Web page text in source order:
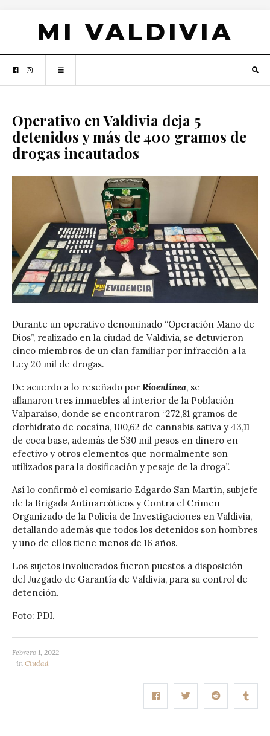
MI VALDIVIA
Operativo en Valdivia deja 5
detenidos y más de 400 gramos de
drogas incautados
Durante un operativo denominado “Operación Mano de
Dios”, realizado en la ciudad de Valdivia, se detuvieron
cinco miembros de un clan familiar por infracción a la
Ley 20 mil de drogas.
De acuerdo a lo reseñado por Ríoenlínea, se
allanaron tres inmuebles al interior de la Población
Valparaíso, donde se encontraron “272,81 gramos de
clorhidrato de cocaína, 100,62 de cannabis sativa y 43,11
de coca base, además de 530 mil pesos en dinero en
efectivo y otros elementos que normalmente son
utilizados para la dosificación y pesaje de la droga”.
Así lo confirmó el comisario Edgardo San Martín, subjefe
de la Brigada Antinarcóticos y Contra el Crimen
Organizado de la Policía de Investigaciones en Valdivia,
detallando además que todos los detenidos son hombres
y uno de ellos tiene menos de 16 años.
Los sujetos involucrados fueron puestos a disposición
del Juzgado de Garantía de Valdivia, para su control de
detención.
Foto: PDI.
Febrero 1, 2022
in Ciudad